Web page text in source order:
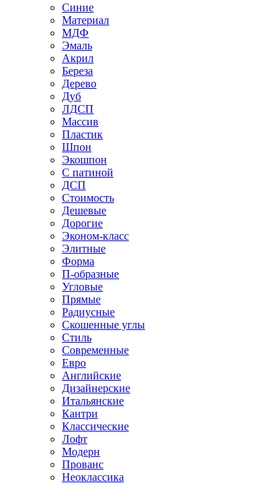
Синие
Материал
МДФ
Эмаль
Акрил
Береза
Дерево
Дуб
ЛДСП
Массив
Пластик
Шпон
Экошпон
С патиной
ДСП
Стоимость
Дешевые
Дорогие
Эконом-класс
Элитные
Форма
П-образные
Угловые
Прямые
Радиусные
Скошенные углы
Стиль
Современные
Евро
Английские
Дизайнерские
Итальянские
Кантри
Классические
Лофт
Модерн
Прованс
Неоклассика